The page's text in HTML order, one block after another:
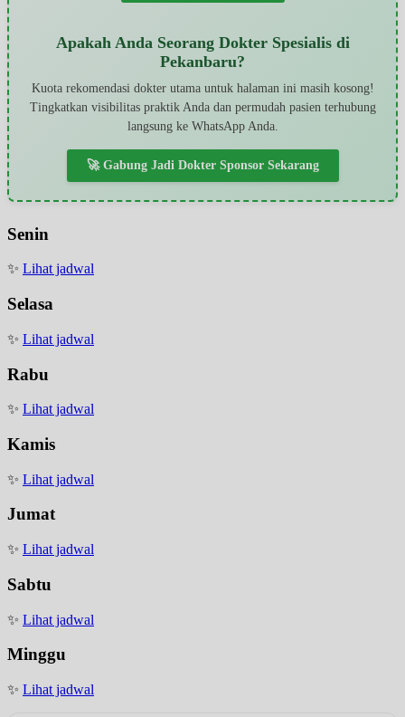
Apakah Anda Seorang Dokter Spesialis di
Pekanbaru?
Kuota rekomendasi dokter utama untuk halaman ini masih kosong!
Tingkatkan visibilitas praktik Anda dan permudah pasien terhubung
langsung ke WhatsApp Anda.
🚀 Gabung Jadi Dokter Sponsor Sekarang
Senin
✨ Lihat jadwal
Selasa
✨ Lihat jadwal
Rabu
✨ Lihat jadwal
Kamis
✨ Lihat jadwal
Jumat
✨ Lihat jadwal
Sabtu
✨ Lihat jadwal
Minggu
✨ Lihat jadwal